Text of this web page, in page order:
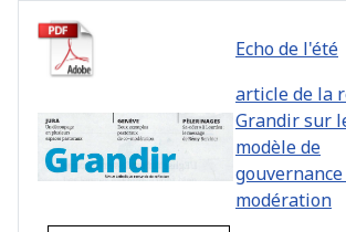
Echo de l'été
article de la
Grandir sur
modèle de
gouvernance
modération